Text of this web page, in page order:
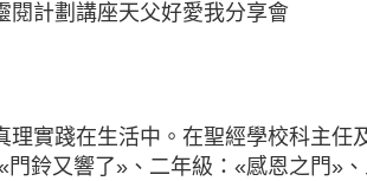
閱計劃講座天父好愛我分享會
實踐在生活中。在聖經學校科主任
鈴又響了»、二年級：«感恩之門»